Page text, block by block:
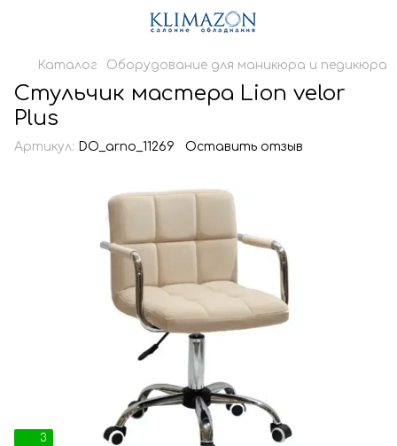
Каталог Оборудование для маникюра и педикюра
Стульчик мастера Lion velor
Plus
Артикул: DO_arno_11269 Оставить отзыв
3